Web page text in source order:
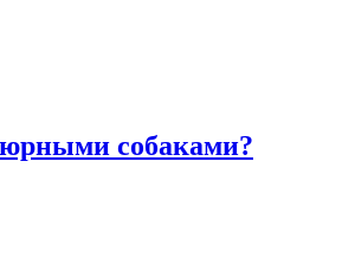
собаками?